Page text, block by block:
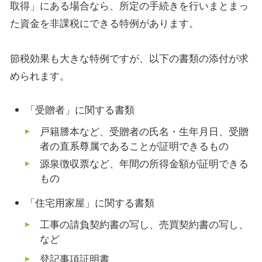
取得」にある場合なら、所定の手続きを行いまとまっ
た資金を非課税にできる特例があります。
節税効果も大きな特例ですが、以下の書類の添付が求
められます。
「受贈者」に関する書類
戸籍謄本など、受贈者の氏名・生年月日、受贈
者の直系尊属であることが証明できるもの
源泉徴収票など、年間の所得金額が証明できる
もの
「住宅用家屋」に関する書類
工事の請負契約書の写し、売買契約書の写し、
など
登記事項証明書